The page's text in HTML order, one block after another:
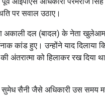
पर सवाल उठाए।
अकाली दल (बादल) के नेता
कांड हुए। उन्होंने याद दिलाया
अंतरात्मा को हिलाकर रख
सुमेध सैनी जैसे अधिकारी उस समय